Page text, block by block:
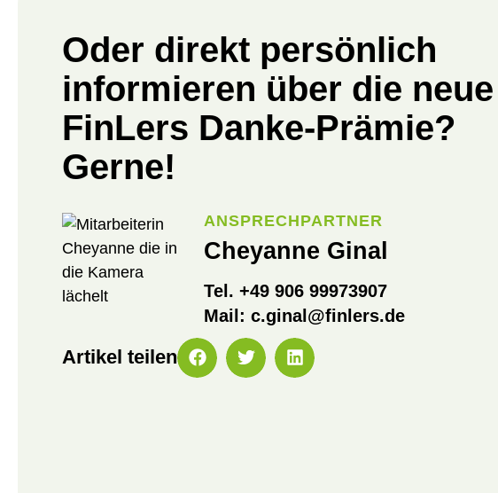
Oder direkt persönlich
informieren über die neue
FinLers Danke-Prämie?
Gerne!
ANSPRECHPARTNER
Cheyanne Ginal
Tel. +49 906 99973907
Mail: c.ginal@finlers.de
Artikel teilen